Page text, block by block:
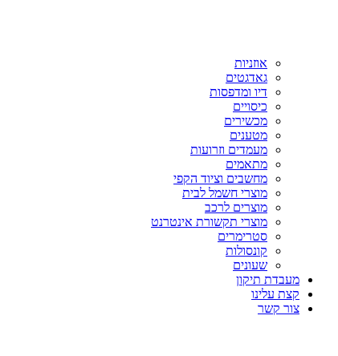
אוזניות
גאדגטים
דיו ומדפסות
כיסויים
מכשירים
מטענים
מעמדים וזרועות
מתאמים
מחשבים וציוד הקפי
מוצרי חשמל לבית
מוצרים לרכב
מוצרי תקשורת אינטרנט
סטרימרים
קונסולות
שעונים
מעבדת תיקון
קצת עלינו
צור קשר